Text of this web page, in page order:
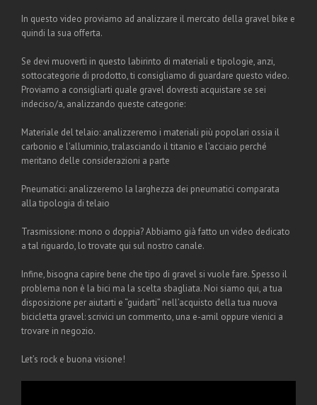
In questo video proviamo ad analizzare il mercato della gravel bike e
quindi la sua offerta.
Se devi muoverti in questo labirinto di materiali e tipologie, anzi,
sottocategorie di prodotto, ti consigliamo di guardare questo video.
Proviamo a consigliarti quale gravel dovresti acquistare se sei
indeciso/a, analizzando queste categorie:
Materiale del telaio: analizzeremo i materiali più popolari ossia il
carbonio e l’alluminio, tralasciando il titanio e l’acciaio perché
meritano delle considerazioni a parte
Pneumatici: analizzeremo la larghezza dei pneumatici comparata
alla tipologia di telaio
Trasmissione: mono o doppia? Abbiamo già fatto un video dedicato
a tal riguardo, lo trovate qui sul nostro canale.
Infine, bisogna capire bene che tipo di gravel si vuole fare. Spesso il
problema non è la bici ma la scelta sbagliata. Noi siamo qui, a tua
disposizione per aiutarti e “guidarti” nell’acquisto della tua nuova
bicicletta gravel: scrivici un commento, una e-amil oppure vienici a
trovare in negozio.
Let’s rock e buona visione!